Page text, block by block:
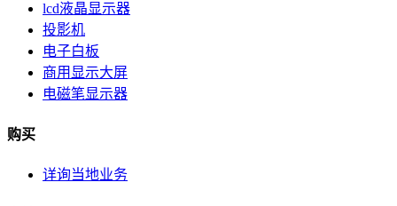
lcd液晶显示器
投影机
电子白板
商用显示大屏
电磁笔显示器
购买
详询当地业务